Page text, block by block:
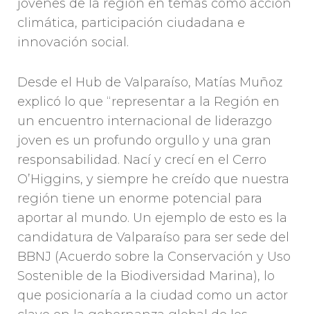
jóvenes de la región en temas como acción
climática, participación ciudadana e
innovación social.
Desde el Hub de Valparaíso, Matías Muñoz
explicó lo que “representar a la Región en
un encuentro internacional de liderazgo
joven es un profundo orgullo y una gran
responsabilidad. Nací y crecí en el Cerro
O’Higgins, y siempre he creído que nuestra
región tiene un enorme potencial para
aportar al mundo. Un ejemplo de esto es la
candidatura de Valparaíso para ser sede del
BBNJ (Acuerdo sobre la Conservación y Uso
Sostenible de la Biodiversidad Marina), lo
que posicionaría a la ciudad como un actor